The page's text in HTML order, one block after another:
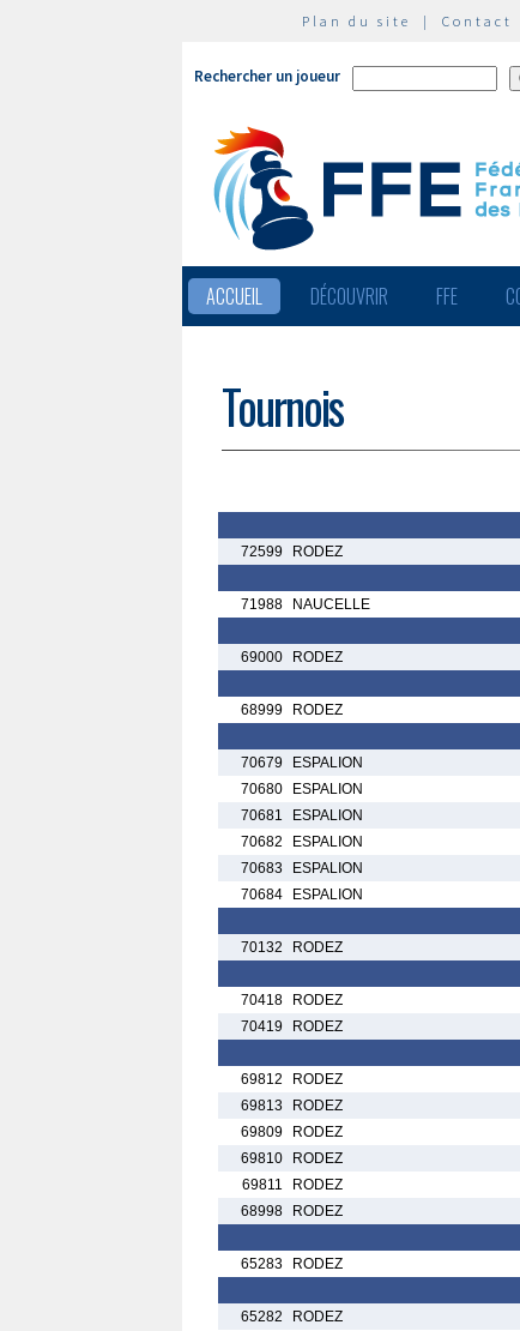
Plan du site | Contact
Rechercher un joueur
ACCUEIL DÉCOUVRIR FFE
Tournois
72599
RODEZ
71988
NAUCELLE
69000
RODEZ
68999
RODEZ
70679
ESPALION
70680
ESPALION
70681
ESPALION
70682
ESPALION
70683
ESPALION
70684
ESPALION
70132
RODEZ
70418
RODEZ
70419
RODEZ
69812
RODEZ
69813
RODEZ
69809
RODEZ
69810
RODEZ
69811
RODEZ
68998
RODEZ
65283
RODEZ
65282
RODEZ